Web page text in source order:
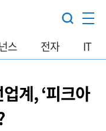
스 전자 IT
계, ‘피크아